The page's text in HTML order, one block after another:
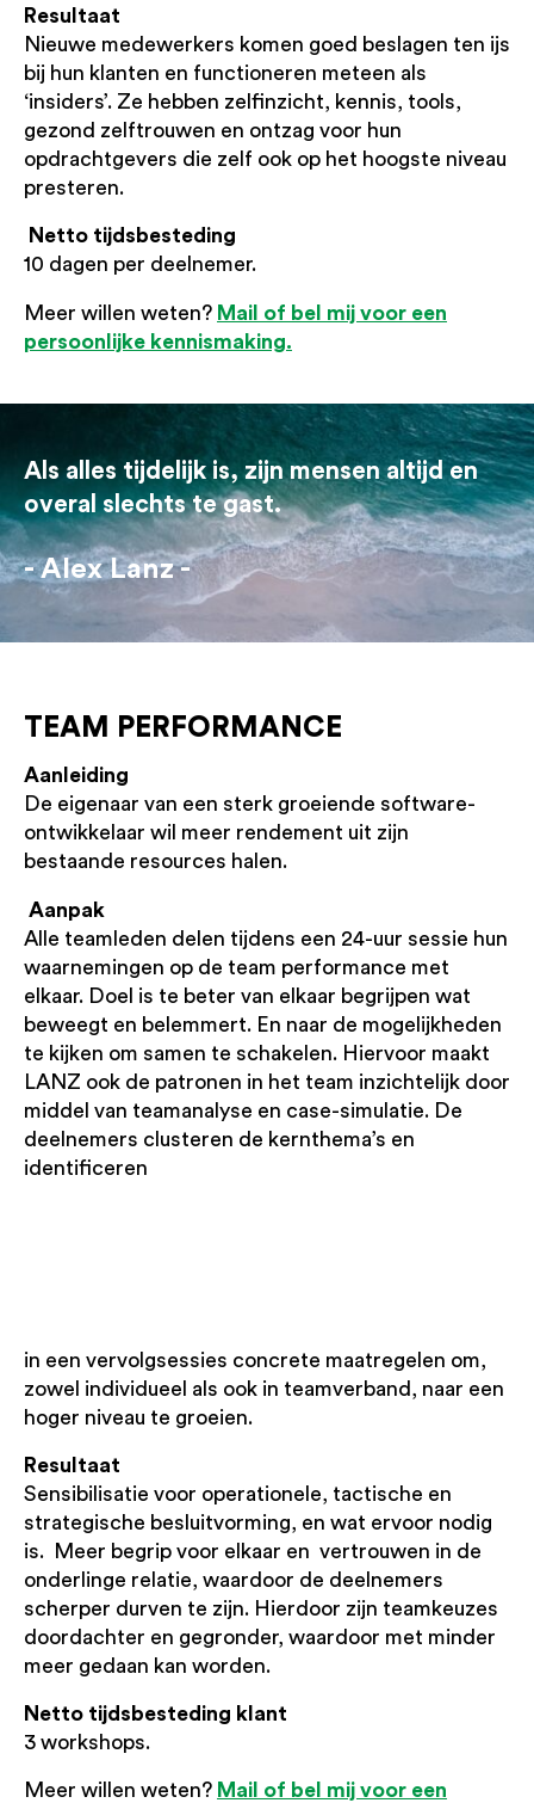
Resultaat
Nieuwe medewerkers komen goed beslagen ten ijs
bij hun klanten en functioneren meteen als
‘insiders’. Ze hebben zelfinzicht, kennis, tools,
gezond zelftrouwen en ontzag voor hun
opdrachtgevers die zelf ook op het hoogste niveau
presteren.
Netto tijdsbesteding
10 dagen per deelnemer.
Meer willen weten? Mail of bel mij voor een
persoonlijke kennismaking.
Als alles tijdelijk is, zijn mensen altijd en
overal slechts te gast.
Alex Lanz
TEAM PERFORMANCE
Aanleiding
De eigenaar van een sterk groeiende software-
ontwikkelaar wil meer rendement uit zijn
bestaande resources halen.
Aanpak
Alle teamleden delen tijdens een 24-uur sessie hun
waarnemingen op de team performance met
elkaar. Doel is te beter van elkaar begrijpen wat
beweegt en belemmert. En naar de mogelijkheden
te kijken om samen te schakelen. Hiervoor maakt
LANZ ook de patronen in het team inzichtelijk door
middel van teamanalyse en case-simulatie. De
deelnemers clusteren de kernthema’s en
identificeren
in een vervolgsessies concrete maatregelen om,
zowel individueel als ook in teamverband, naar een
hoger niveau te groeien.
Resultaat
Sensibilisatie voor operationele, tactische en
strategische besluitvorming, en wat ervoor nodig
is. Meer begrip voor elkaar en vertrouwen in de
onderlinge relatie, waardoor de deelnemers
scherper durven te zijn. Hierdoor zijn teamkeuzes
doordachter en gegronder, waardoor met minder
meer gedaan kan worden.
Netto tijdsbesteding klant
3 workshops.
Meer willen weten? Mail of bel mij voor een